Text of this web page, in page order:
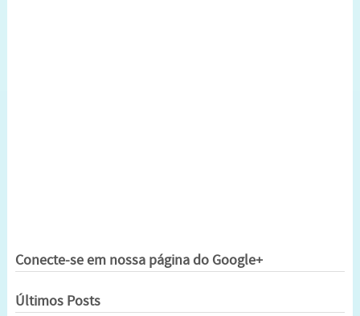
Conecte-se em nossa página do Google+
Últimos Posts